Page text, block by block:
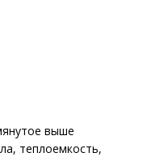
выше
теплоемкость,